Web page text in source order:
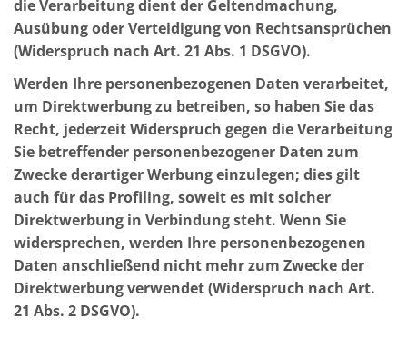
die Verarbeitung dient der Geltendmachung,
Ausübung oder Verteidigung von Rechtsansprüchen
(Widerspruch nach Art. 21 Abs. 1 DSGVO).
Werden Ihre personenbezogenen Daten verarbeitet,
um Direktwerbung zu betreiben, so haben Sie das
Recht, jederzeit Widerspruch gegen die Verarbeitung
Sie betreffender personenbezogener Daten zum
Zwecke derartiger Werbung einzulegen; dies gilt
auch für das Profiling, soweit es mit solcher
Direktwerbung in Verbindung steht. Wenn Sie
widersprechen, werden Ihre personenbezogenen
Daten anschließend nicht mehr zum Zwecke der
Direktwerbung verwendet (Widerspruch nach Art.
21 Abs. 2 DSGVO).